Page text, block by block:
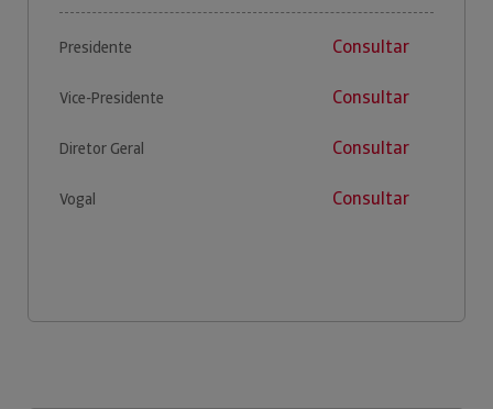
Presidente Consultar
Vice-Presidente Consultar
Diretor Geral Consultar
Vogal Consultar